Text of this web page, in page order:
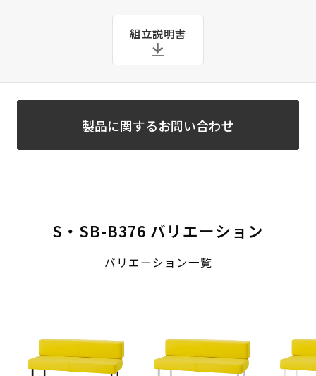
組立説明書
製品に関するお問い合わせ
S・SB-B376 バリエーション
バリエーション一覧